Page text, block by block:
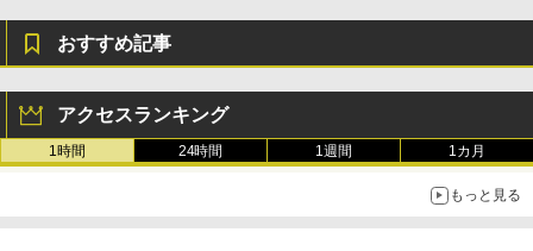
おすすめ記事
アクセスランキング
1時間 24時間 1週間 1カ月
もっと見る